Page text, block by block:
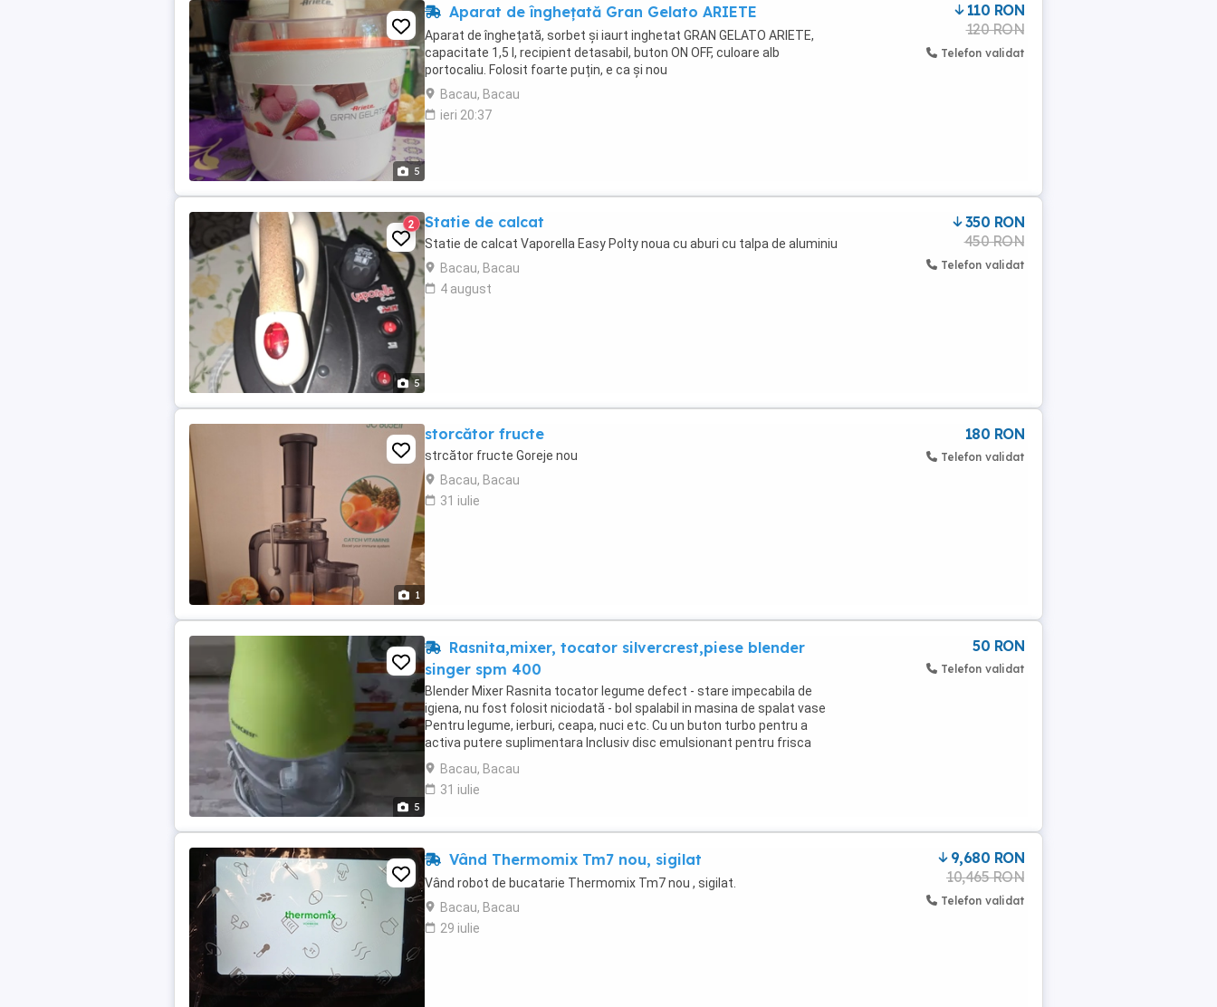
5
Aparat de înghețată Gran Gelato ARIETE
Aparat de înghețată, sorbet și iaurt inghetat GRAN GELATO ARIETE,
capacitate 1,5 l, recipient detasabil, buton ON OFF, culoare alb
portocaliu. Folosit foarte puțin, e ca și nou
Bacau, Bacau
ieri 20:37
110 RON
120 RON
Telefon validat
5
2 Statie de calcat
Statie de calcat Vaporella Easy Polty noua cu aburi cu talpa de aluminiu
Bacau, Bacau
4 august
350 RON
450 RON
Telefon validat
1
storcător fructe
strcător fructe Goreje nou
Bacau, Bacau
31 iulie
180 RON
Telefon validat
5
Rasnita,mixer, tocator silvercrest,piese blender
singer spm 400
Blender Mixer Rasnita tocator legume defect - stare impecabila de
igiena, nu fost folosit niciodată - bol spalabil in masina de spalat vase
Pentru legume, ierburi, ceapa, nuci etc. Cu un buton turbo pentru a
activa putere suplimentara Inclusiv disc emulsionant pentru frisca
Potrivit pentru zdrobirea ...
Bacau, Bacau
31 iulie
50 RON
Telefon validat
Vând Thermomix Tm7 nou, sigilat
Vând robot de bucatarie Thermomix Tm7 nou , sigilat.
Bacau, Bacau
29 iulie
9,680 RON
10,465 RON
Telefon validat